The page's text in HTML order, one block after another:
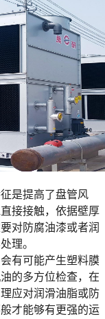
是提高了盘管风
接接触，依据壁厚
对防腐油漆或者润
理。
有可能产生塑料膜
的多方位检查，在
应对润滑油脂或防
才能够有更强的运